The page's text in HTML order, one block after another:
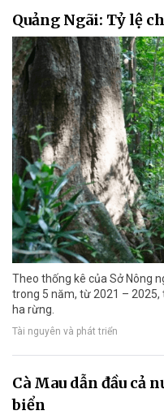
Quảng Ngãi: Tỷ lệ
Theo thống kê của Sở Nông
trong 5 năm, từ 2021 –
ha rừng.
Tài nguyên và phát triển
Cà Mau dẫn đầu cả
biển